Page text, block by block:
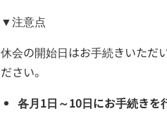
▼注意点
休会の開始日はお手続きいただ
ださい。
各月1日～10日にお手続きを